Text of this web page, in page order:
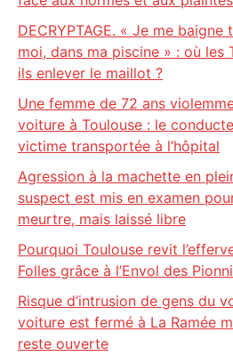
DECRYPTAGE. « Je me baigne
moi, dans ma piscine » : où les
ils enlever le maillot ?
Une femme de 72 ans
voiture à Toulouse : le
victime transportée à l’hôpital
Agression à la machette en
suspect est mis en examen
meurtre, mais laissé libre
Pourquoi Toulouse revit
Folles grâce à l’Envol des
Risque d’intrusion de gens du
voiture est fermé à La Ramée
reste ouverte